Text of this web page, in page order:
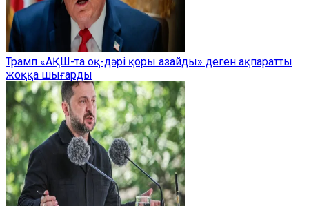
Трамп «АҚШ-та оқ-дәрі қоры азайды» деген ақпаратты
жоққа шығарды